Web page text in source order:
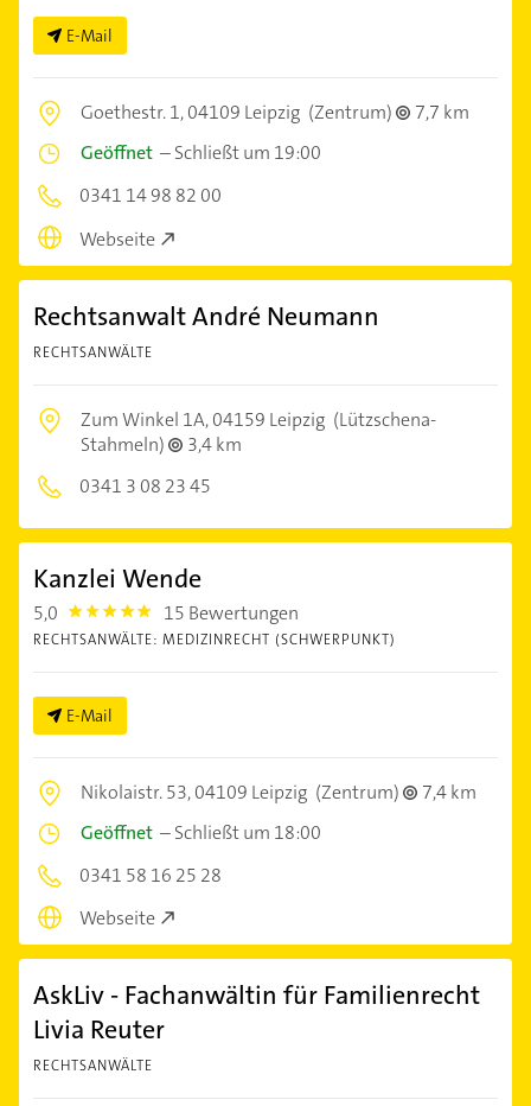
E-Mail
Goethestr. 1,04109 Leipzig (Zentrum)
7,7 km
Geöffnet –Schließt um 19:00
0341 14 98 82 00
Webseite
Rechtsanwalt André Neumann
RECHTSANWÄLTE
Zum Winkel 1A,04159 Leipzig (Lützschena-
Stahmeln)
3,4 km
0341 3 08 23 45
Kanzlei Wende
5,0 5.0 15 Bewertungen
RECHTSANWÄLTE: MEDIZINRECHT (SCHWERPUNKT)
E-Mail
Nikolaistr. 53,04109 Leipzig (Zentrum)
7,4 km
Geöffnet –Schließt um 18:00
0341 58 16 25 28
Webseite
AskLiv - Fachanwältin für Familienrecht
Livia Reuter
RECHTSANWÄLTE